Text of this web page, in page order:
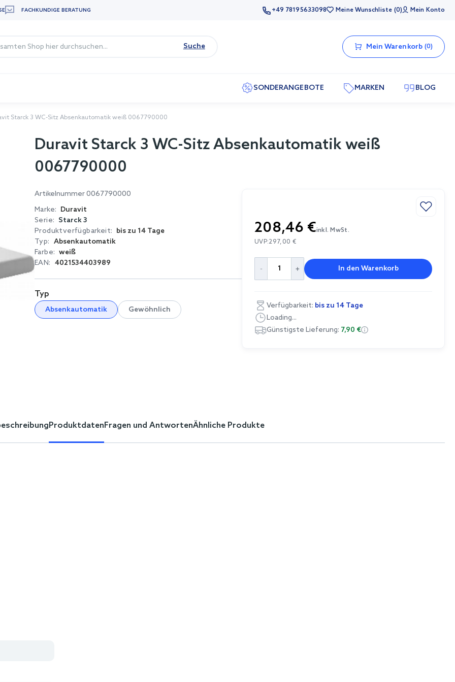
FACHKUNDIGE BERATUNG +49 78195633098 Meine Wunschliste 0 Mein Konto
Suche Mein Warenkorb 0
SONDERANGEBOTE MARKEN BLOG
Starck 3 WC-Sitz Absenkautomatik weiß 0067790000
Duravit Starck 3 WC-Sitz Absenkautomatik weiß
0067790000
Artikelnummer0067790000
Marke: Duravit
Serie: Starck 3
Produktverfügbarkeit: bis zu 14 Tage
Typ: Absenkautomatik
Farbe: weiß
EAN: 4021534403989
Typ
Absenkautomatik Gewöhnlich
208,46 €inkl. MwSt.
UVP:297,00 €
In den Warenkorb
Verfügbarkeit: bis zu 14 Tage
Loading...
Günstigste Lieferung: 7,90 €
Produktdaten Fragen und AntwortenÄhnliche Produkte